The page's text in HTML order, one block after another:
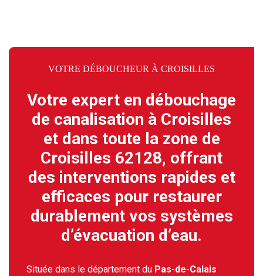
VOTRE DÉBOUCHEUR À CROISILLES
Votre expert en débouchage
de canalisation à Croisilles
et dans toute la zone de
Croisilles 62128, offrant
des interventions rapides et
efficaces pour restaurer
durablement vos systèmes
d’évacuation d’eau.
Située dans le département du Pas-de-Calais